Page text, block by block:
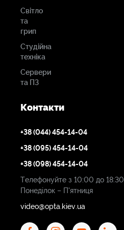
Світло
та
грип
Студійна
техніка
Сервери
та ПЗ
Контакти
+38 (044) 454-14-04
+38 (095) 454-14-04
+38 (098) 454-14-04
Телефонуйте з 10:00 до 18:30
Понеділок – П'ятниця
video@opta.kiev.ua